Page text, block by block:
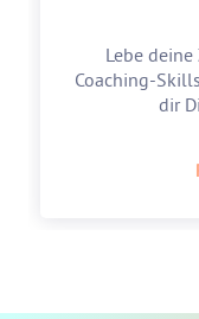
Lebe
Coaching-
dir